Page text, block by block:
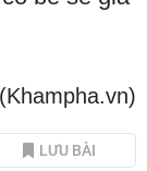
(Khampha.vn)
LƯU BÀI